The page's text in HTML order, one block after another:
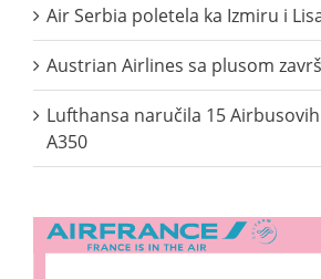
Air Serbia poletela ka Izmiru i
Austrian Airlines sa plusom
Lufthansa naručila 15
A350